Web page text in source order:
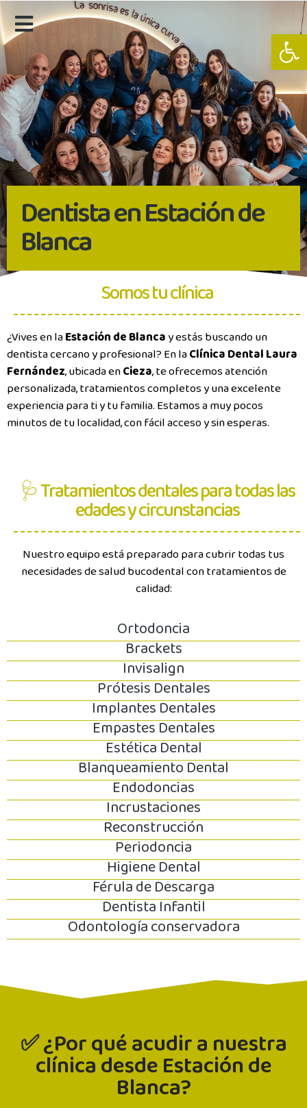
Abrir
Dentista en Estación de
Blanca
Somos tu clínica
¿Vives en laEstación de Blancay estás buscando un
dentista cercano y profesional? En laClínica Dental Laura
Fernández, ubicada enCieza, te ofrecemos atención
personalizada, tratamientos completos y una excelente
experiencia para ti y tu familia. Estamos a muy pocos
minutos de tu localidad, con fácil acceso y sin esperas.
🩺 Tratamientos dentales para todas las
edades y circunstancias
Nuestro equipo está preparado para cubrir todas tus
necesidades de salud bucodental con tratamientos de
calidad:
Ortodoncia
Brackets
Invisalign
Prótesis Dentales
Implantes Dentales
Empastes Dentales
Estética Dental
Blanqueamiento Dental
Endodoncias
Incrustaciones
Reconstrucción
Periodoncia
Higiene Dental
Férula de Descarga
Dentista Infantil
Odontología conservadora
✅ ¿Por qué acudir a nuestra
clínica desde Estación de
Blanca?